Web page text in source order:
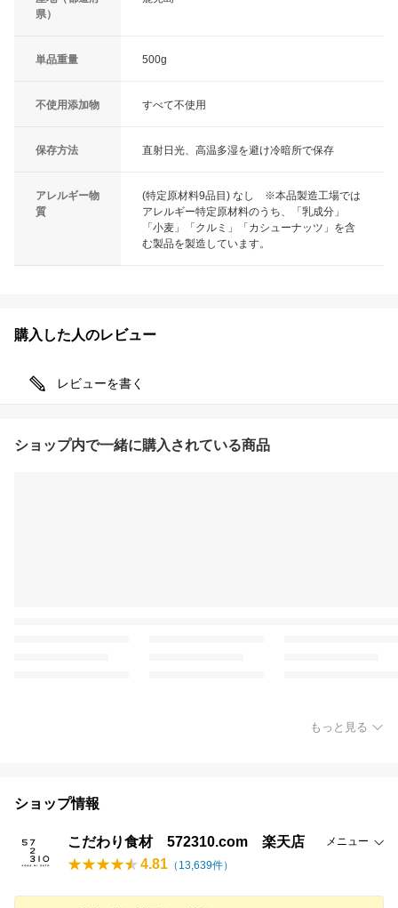
県）
単品重量 500g
不使用添加物 すべて不使用
保存方法 直射日光、高温多湿を避け冷暗所で保存
アレルギー物
質
(特定原材料9品目) なし ※本品製造工場では
アレルギー特定原材料のうち、「乳成分」
「小麦」「クルミ」「カシューナッツ」を含
む製品を製造しています。
購入した人のレビュー
レビューを書く
ショップ内で一緒に購入されている商品
もっと見る
ショップ情報
こだわり食材 572310.com 楽天店 メニュー
4.81 （ 13,639件）